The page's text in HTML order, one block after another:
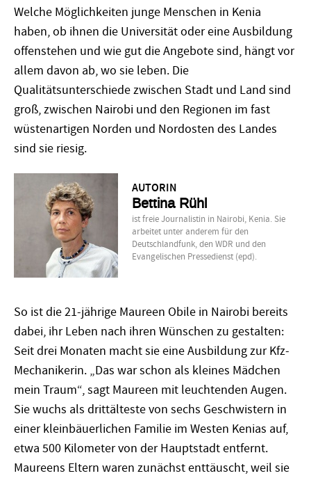
Welche Möglichkeiten junge Menschen in Kenia
haben, ob ihnen die Universität oder eine Ausbildung
offenstehen und wie gut die Angebote sind, hängt vor
allem davon ab, wo sie leben. Die
Qualitätsunterschiede zwischen Stadt und Land sind
groß, zwischen Nairobi und den Regionen im fast
wüstenartigen Norden und Nordosten des Landes
sind sie riesig.
AUTORIN
Bettina Rühl
ist freie Journalistin in Nairobi, Kenia. Sie
arbeitet unter anderem für den
Deutschlandfunk, den WDR und den
Evangelischen Pressedienst (epd).
So ist die 21-jährige Maureen Obile in Nairobi bereits
dabei, ihr Leben nach ihren Wünschen zu gestalten:
Seit drei Monaten macht sie eine Ausbildung zur Kfz-
Mechanikerin. „Das war schon als kleines Mädchen
mein Traum“, sagt Maureen mit leuchtenden Augen.
Sie wuchs als drittälteste von sechs Geschwistern in
einer kleinbäuerlichen Familie im Westen Kenias auf,
etwa 500 Kilometer von der Hauptstadt entfernt.
Maureens Eltern waren zunächst enttäuscht, weil sie